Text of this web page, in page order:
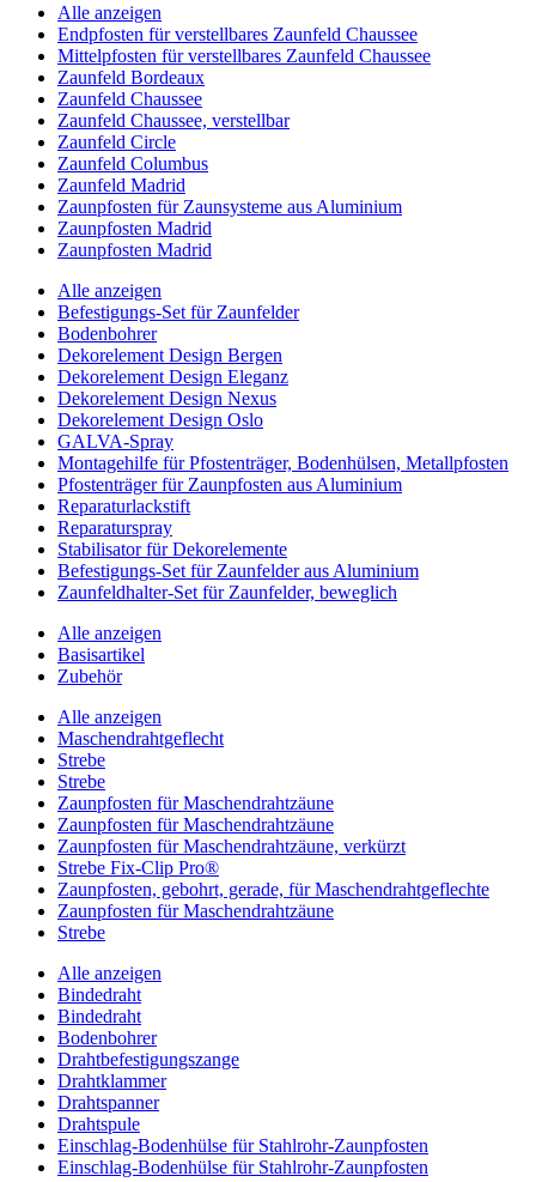
Alle anzeigen
Endpfosten für verstellbares Zaunfeld Chaussee
Mittelpfosten für verstellbares Zaunfeld Chaussee
Zaunfeld Bordeaux
Zaunfeld Chaussee
Zaunfeld Chaussee, verstellbar
Zaunfeld Circle
Zaunfeld Columbus
Zaunfeld Madrid
Zaunpfosten für Zaunsysteme aus Aluminium
Zaunpfosten Madrid
Zaunpfosten Madrid
Alle anzeigen
Befestigungs-Set für Zaunfelder
Bodenbohrer
Dekorelement Design Bergen
Dekorelement Design Eleganz
Dekorelement Design Nexus
Dekorelement Design Oslo
GALVA-Spray
Montagehilfe für Pfostenträger, Bodenhülsen, Metallpfosten
Pfostenträger für Zaunpfosten aus Aluminium
Reparaturlackstift
Reparaturspray
Stabilisator für Dekorelemente
Befestigungs-Set für Zaunfelder aus Aluminium
Zaunfeldhalter-Set für Zaunfelder, beweglich
Alle anzeigen
Basisartikel
Zubehör
Alle anzeigen
Maschendrahtgeflecht
Strebe
Strebe
Zaunpfosten für Maschendrahtzäune
Zaunpfosten für Maschendrahtzäune
Zaunpfosten für Maschendrahtzäune, verkürzt
Strebe Fix-Clip Pro®
Zaunpfosten, gebohrt, gerade, für Maschendrahtgeflechte
Zaunpfosten für Maschendrahtzäune
Strebe
Alle anzeigen
Bindedraht
Bindedraht
Bodenbohrer
Drahtbefestigungszange
Drahtklammer
Drahtspanner
Drahtspule
Einschlag-Bodenhülse für Stahlrohr-Zaunpfosten
Einschlag-Bodenhülse für Stahlrohr-Zaunpfosten